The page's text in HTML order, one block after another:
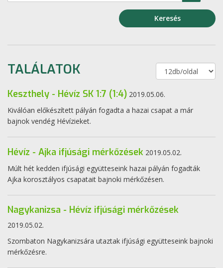
Keresés
TALÁLATOK
Keszthely - Hévíz SK 1:7 (1:4) 2019.05.06.
Kiválóan előkészített pályán fogadta a hazai csapat a már
bajnok vendég Hévízieket.
Hévíz - Ajka ifjúsági mérkőzések 2019.05.02.
Múlt hét kedden ifjúsági együtteseink hazai pályán fogadták
Ajka korosztályos csapatait bajnoki mérkőzésen.
Nagykanizsa - Hévíz ifjúsági mérkőzések
2019.05.02.
Szombaton Nagykanizsára utaztak ifjúsági együtteseink bajnoki
mérkőzésre.